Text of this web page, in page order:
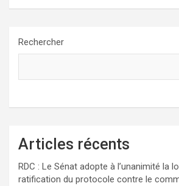
Rechercher
Articles récents
RDC : Le Sénat adopte à l’unanimité la
ratification du protocole contre le